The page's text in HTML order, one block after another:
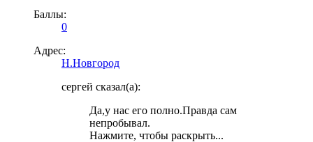
Баллы:
0
Адрес:
Н.Новгород
сергей сказал(а):
Да,у нас его полно.Правда сам
непробывал.
Нажмите, чтобы раскрыть...